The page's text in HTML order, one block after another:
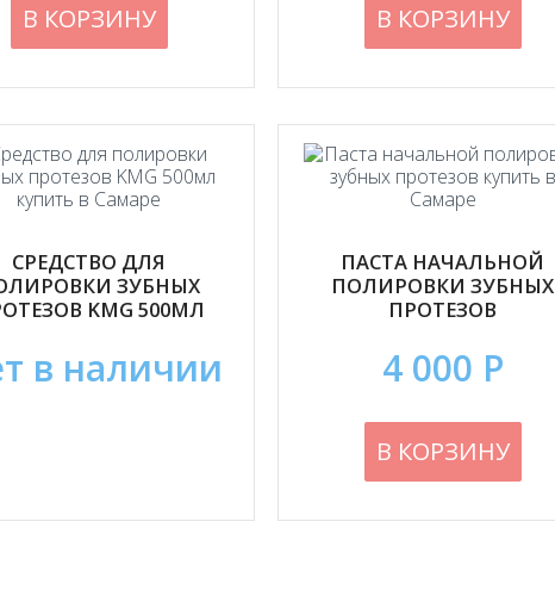
В КОРЗИНУ В КОРЗИНУ
СРЕДСТВО ДЛЯ
ЗУБНЫХ
KMG 500МЛ
в наличии
ПАСТА НАЧАЛЬНОЙ
ПОЛИРОВКИ ЗУБНЫХ
ПРОТЕЗОВ
4 000 Р
В КОРЗИНУ